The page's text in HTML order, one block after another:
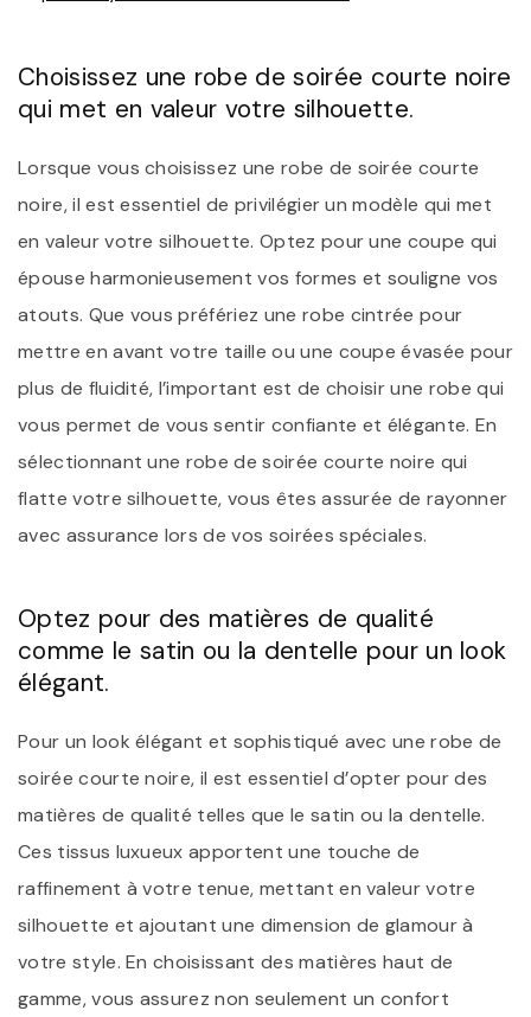
Choisissez une robe de soirée courte noire
qui met en valeur votre silhouette.
Lorsque vous choisissez une robe de soirée courte
noire, il est essentiel de privilégier un modèle qui met
en valeur votre silhouette. Optez pour une coupe qui
épouse harmonieusement vos formes et souligne vos
atouts. Que vous préfériez une robe cintrée pour
mettre en avant votre taille ou une coupe évasée pour
plus de fluidité, l’important est de choisir une robe qui
vous permet de vous sentir confiante et élégante. En
sélectionnant une robe de soirée courte noire qui
flatte votre silhouette, vous êtes assurée de rayonner
avec assurance lors de vos soirées spéciales.
Optez pour des matières de qualité
comme le satin ou la dentelle pour un look
élégant.
Pour un look élégant et sophistiqué avec une robe de
soirée courte noire, il est essentiel d’opter pour des
matières de qualité telles que le satin ou la dentelle.
Ces tissus luxueux apportent une touche de
raffinement à votre tenue, mettant en valeur votre
silhouette et ajoutant une dimension de glamour à
votre style. En choisissant des matières haut de
gamme, vous assurez non seulement un confort